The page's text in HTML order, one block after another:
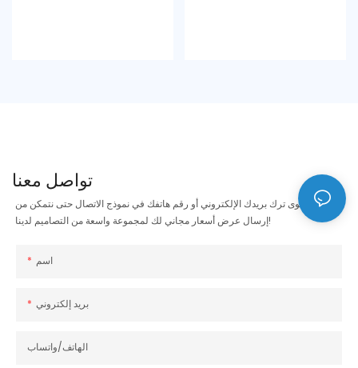
تواصل معنا
ما عليك سوى ترك بريدك الإلكتروني أو رقم هاتفك في نموذج الاتصال حتى نتمكن من
إرسال عرض أسعار مجاني لك لمجموعة واسعة من التصاميم لدينا!
اسم
بريد إلكتروني
الهاتف/واتساب